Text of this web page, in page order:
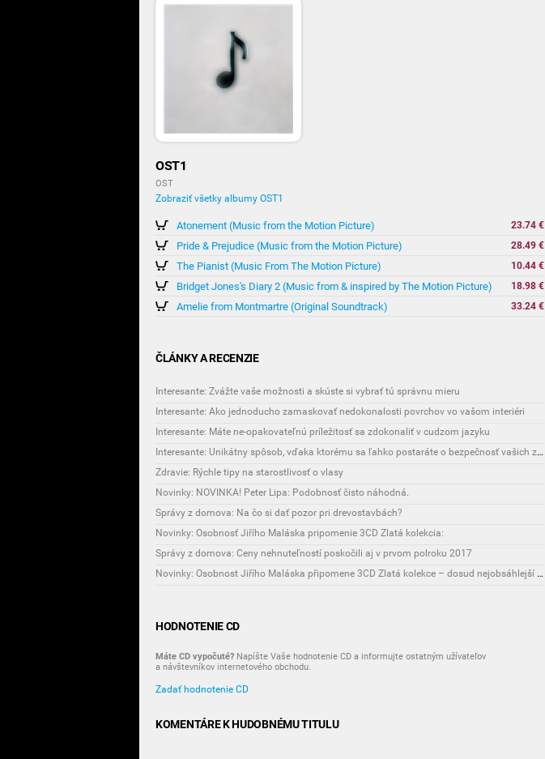
OST1
OST
Zobraziť všetky albumy OST1
Atonement (Music from the Motion Picture) 23.74 €
Pride & Prejudice (Music from the Motion Picture) 28.49 €
The Pianist (Music From The Motion Picture) 10.44 €
Bridget Jones's Diary 2 (Music from & inspired by The Motion Picture) 18.98 €
Amelie from Montmartre (Original Soundtrack) 33.24 €
ČLÁNKY A RECENZIE
Interesante: Zvážte vaše možnosti a skúste si vybrať tú správnu mieru
Interesante: Ako jednoducho zamaskovať nedokonalosti povrchov vo vašom interiéri
Interesante: Máte ne-opakovateľnú príležitosť sa zdokonaliť v cudzom jazyku
Interesante: Unikátny spôsob, vďaka ktorému sa ľahko postaráte o bezpečnosť vašich zásielok
Zdravie: Rýchle tipy na starostlivosť o vlasy
Novinky: NOVINKA! Peter Lipa: Podobnosť čisto náhodná.
Správy z domova: Na čo si dať pozor pri drevostavbách?
Novinky: Osobnosť Jiřího Maláska pripomenie 3CD Zlatá kolekcia:
Správy z domova: Ceny nehnuteľností poskočili aj v prvom polroku 2017
Novinky: Osobnost Jiřího Maláska připomene 3CD Zlatá kolekce – dosud nejobsáhlejší soubor nahrávek legendárního umělce!
HODNOTENIE CD
Máte CD vypočuté? Napíšte Vaše hodnotenie CD a informujte ostatným užívateľov
a návštevníkov internetového obchodu.
Zadať hodnotenie CD
KOMENTÁRE K HUDOBNÉMU TITULU